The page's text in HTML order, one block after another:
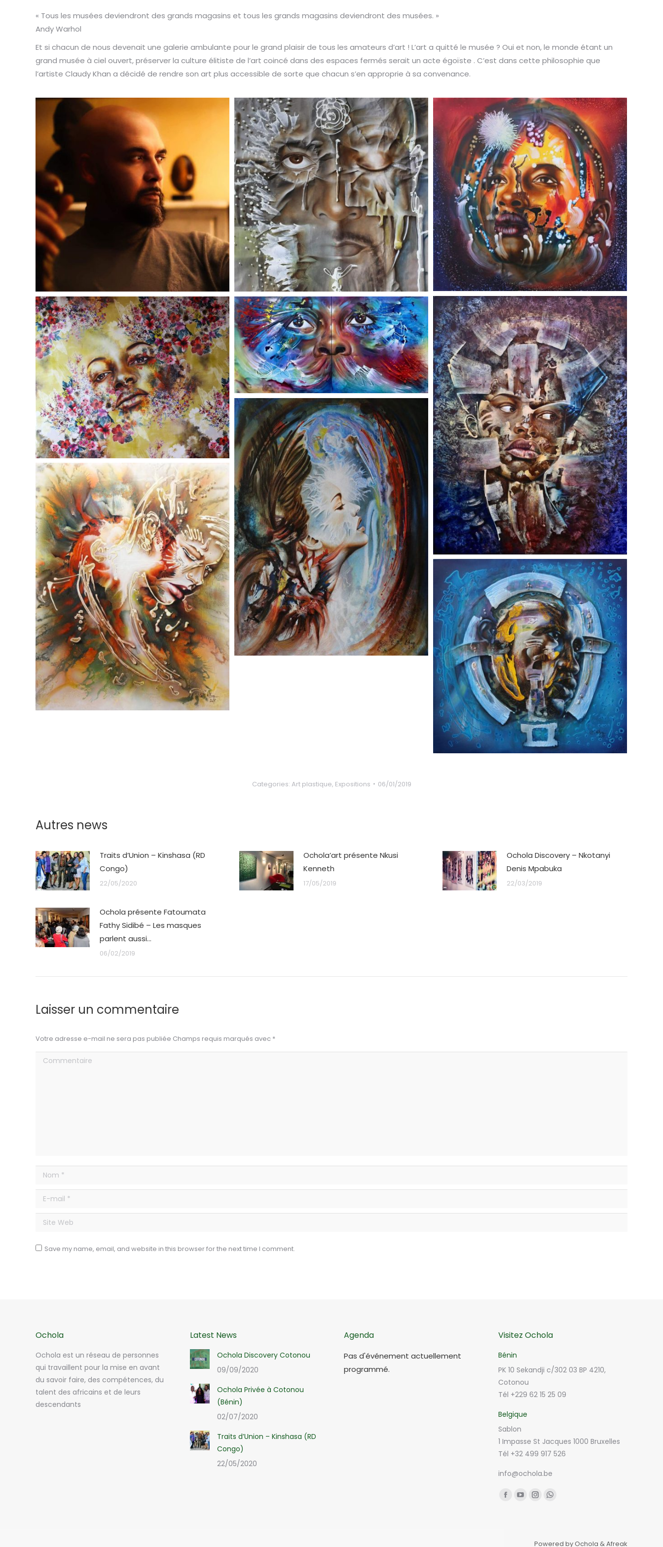
« Tous les musées deviendront des grands magasins et tous les grands magasins deviendront des musées. »
Andy Warhol
Et si chacun de nous devenait une galerie ambulante pour le grand plaisir de tous les amateurs d’art ! L’art a quitté le musée ? Oui et non, le monde étant un
grand musée à ciel ouvert, préserver la culture élitiste de l’art coincé dans des espaces fermés serait un acte égoïste . C’est dans cette philosophie que
l’artiste Claudy Khan a décidé de rendre son art plus accessible de sorte que chacun s’en approprie à sa convenance.
Categories: Art plastique, Expositions 06/01/2019
Autres news
Traits d’Union – Kinshasa (RD
Congo)
22/05/2020
Ochola’art présente Nkusi
Kenneth
17/05/2019
Ochola Discovery – Nkotanyi
Denis Mpabuka
22/03/2019
Ochola présente Fatoumata
Fathy Sidibé – Les masques
parlent aussi…
06/02/2019
Laisser un commentaire
Votre adresse e-mail ne sera pas publiée Champs requis marqués avec *
Commentaire
Nom *
E-mail *
Site Web
Save my name, email, and website in this browser for the next time I comment.
Ochola
Ochola est un réseau de personnes
qui travaillent pour la mise en avant
du savoir faire, des compétences, du
talent des africains et de leurs
descendants
Latest News
Ochola Discovery Cotonou
09/09/2020
Ochola Privée à Cotonou
(Bénin)
02/07/2020
Traits d’Union – Kinshasa (RD
Congo)
22/05/2020
Agenda
Pas d'événement actuellement
programmé.
Visitez Ochola
Bénin
PK 10 Sekandji c/302 03 BP 4210,
Cotonou
Tél +229 62 15 25 09
Belgique
Sablon
1 Impasse St Jacques 1000 Bruxelles
Tél +32 499 917 526
info@ochola.be
Trouvez nous sur :
FacebookYouTube
Instagram
in
Whatsapp
Powered by Ochola & Afreak